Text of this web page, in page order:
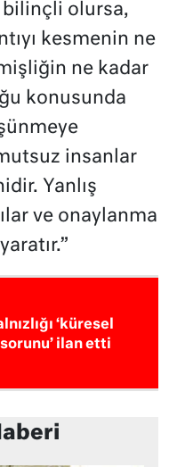
bilinçli olursa,
kesmenin ne
ne kadar
konusunda
insanlar
Yanlış
ve onaylanma
‘küresel
ilan etti